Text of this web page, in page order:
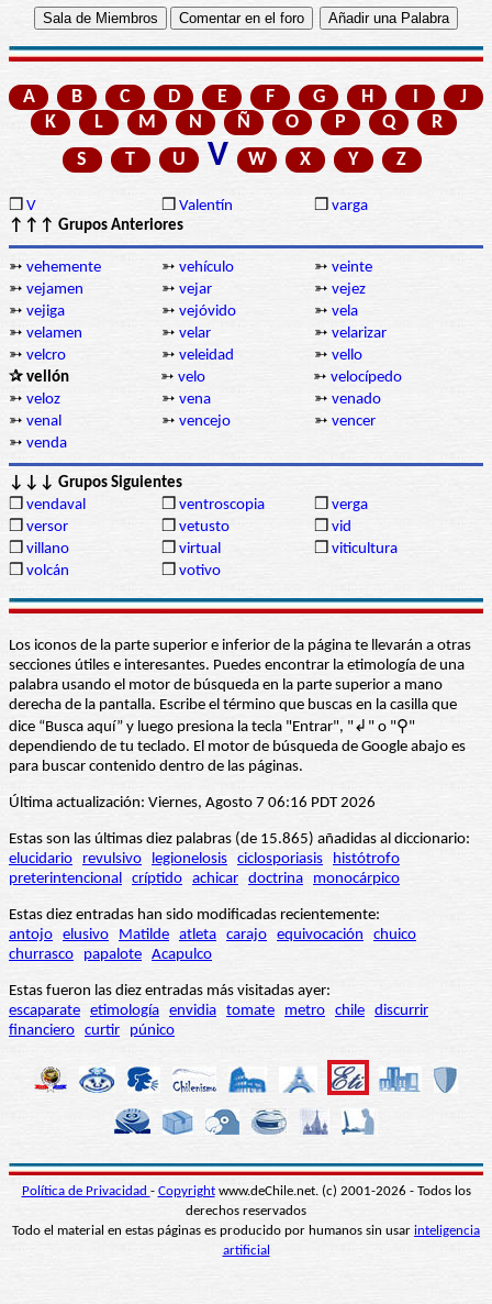
A B C D E F G H I
J
K
L M N Ñ O P Q
R
S
T U V W X Y Z
❒ V ❒ Valentín ❒ varga
↑↑↑ Grupos Anteriores
➳ vehemente ➳ vehículo ➳ veinte
➳ vejamen ➳ vejar ➳ vejez
➳ vejiga ➳ vejóvido ➳ vela
➳ velamen ➳ velar ➳ velarizar
➳ velcro ➳ veleidad ➳ vello
✰ vellón
➳ velo ➳ velocípedo
➳ veloz ➳ vena ➳ venado
➳ venal ➳ vencejo ➳ vencer
➳ venda
↓↓↓ Grupos Siguientes
❒ vendaval ❒ ventroscopia ❒ verga
❒ versor ❒ vetusto ❒ vid
❒ villano ❒ virtual ❒ viticultura
❒ volcán ❒ votivo
Los iconos de la parte superior e inferior de la página te llevarán a otras
secciones útiles e interesantes. Puedes encontrar la etimología de una
palabra usando el motor de búsqueda en la parte superior a mano
derecha de la pantalla. Escribe el término que buscas en la casilla que
dice “Busca aquí” y luego presiona la tecla "Entrar", "↲" o "⚲"
dependiendo de tu teclado. El motor de búsqueda de Google abajo es
para buscar contenido dentro de las páginas.
Última actualización: Viernes, Agosto 7 06:16 PDT 2026
Estas son las últimas diez palabras (de 15.865) añadidas al diccionario:
elucidario
revulsivo legionelosis ciclosporiasis
histótrofo
preterintencional críptido achicar doctrina monocárpico
Estas diez entradas han sido modificadas recientemente:
antojo elusivo Matilde atleta carajo equivocación
chuico
churrasco
papalote Acapulco
Estas fueron las diez entradas más visitadas ayer:
escaparate etimología envidia tomate metro chile discurrir
financiero curtir púnico
Política de Privacidad - Copyrightwww.deChile.net. (c) 2001-2026 - Todos los
derechos reservados
Todo el material en estas páginas es producido por humanos sin usar inteligencia
artificial